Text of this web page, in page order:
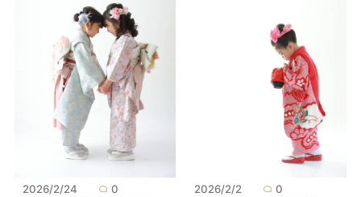
2026/2/24
0
2026/2/2
0